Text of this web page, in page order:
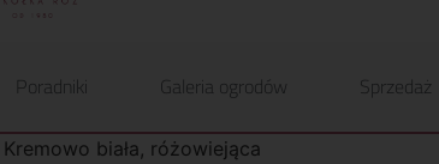
Poradniki Galeria ogrodów Sprzedaż
biała, różowiejąca